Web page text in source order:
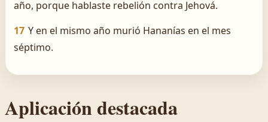
año, porque hablaste rebelión contra Jehová.
17 Y en el mismo año murió Hananías en el mes
séptimo.
Aplicación destacada